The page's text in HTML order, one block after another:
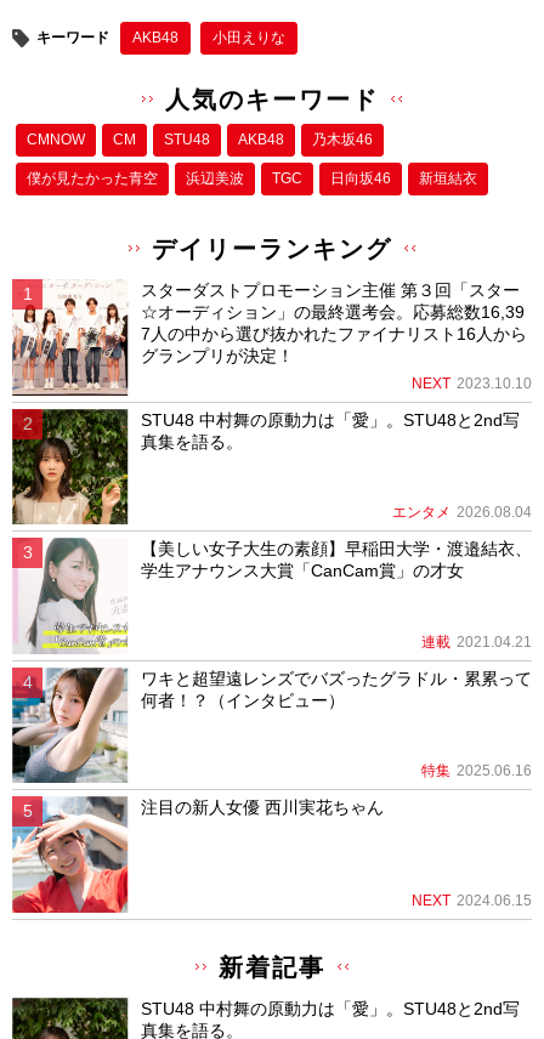
キーワード AKB48 小田えりな
人気のキーワード
CMNOW CM STU48 AKB48 乃木坂46
僕が⾒たかった⻘空 浜辺美波 TGC 日向坂46 新垣結衣
デイリーランキング
スターダストプロモーション主催 第３回「スター
☆オーディション」の最終選考会。応募総数16,39
7人の中から選び抜かれたファイナリスト16人から
グランプリが決定！
NEXT 2023.10.10
STU48 中村舞の原動力は「愛」。STU48と2nd写
真集を語る。
エンタメ 2026.08.04
【美しい女子大生の素顔】早稲田大学・渡邉結衣、
学生アナウンス大賞「CanCam賞」の才女
連載 2021.04.21
ワキと超望遠レンズでバズったグラドル・累累って
何者！？（インタビュー）
特集 2025.06.16
注目の新人女優 西川実花ちゃん
NEXT 2024.06.15
新着記事
STU48 中村舞の原動力は「愛」。STU48と2nd写
真集を語る。